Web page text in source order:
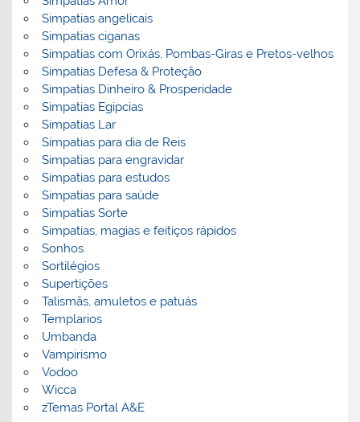
Simpatias angelicais
Simpatias ciganas
Simpatias com Orixás, Pombas-Giras e Pretos-velhos
Simpatias Defesa & Proteção
Simpatias Dinheiro & Prosperidade
Simpatias Egipcias
Simpatias Lar
Simpatias para dia de Reis
Simpatias para engravidar
Simpatias para estudos
Simpatias para saúde
Simpatias Sorte
Simpatias, magias e feitiços rápidos
Sonhos
Sortilégios
Supertições
Talismãs, amuletos e patuás
Templarios
Umbanda
Vampirismo
Vodoo
Wicca
zTemas Portal A&E